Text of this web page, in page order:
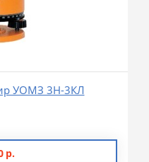
УОМЗ 3Н-3КЛ
р.